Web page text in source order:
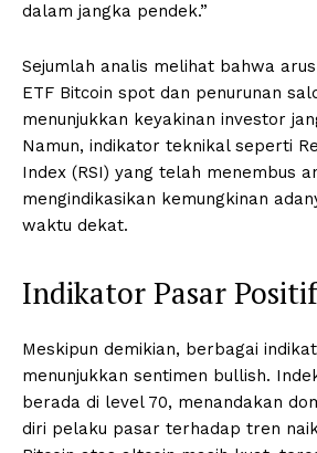
dalam jangka pendek.”
Sejumlah analis melihat bahwa
ETF Bitcoin spot dan penurunan
menunjukkan keyakinan investor
Namun, indikator teknikal seperti
Index (RSI) yang telah menembus
mengindikasikan kemungkinan
waktu dekat.
Indikator Pasar Positif
Meskipun demikian, berbagai
menunjukkan sentimen bullish.
berada di level 70, menandakan
diri pelaku pasar terhadap tren